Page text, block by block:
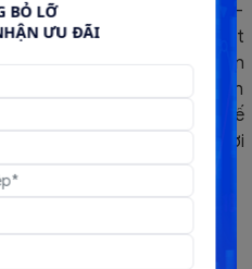
BỎ LỠ
ƯU ĐÃI
trước ngày 19/10/2020 –
và sử dụng hóa đơn đặt
Việc chuyển đổi hóa đơn điện
Chính Phủ khuyến khích
dụng nhằm nâng cao lợi thế
kiệm tối đa chi phí và thời
hóa đơn.
viết